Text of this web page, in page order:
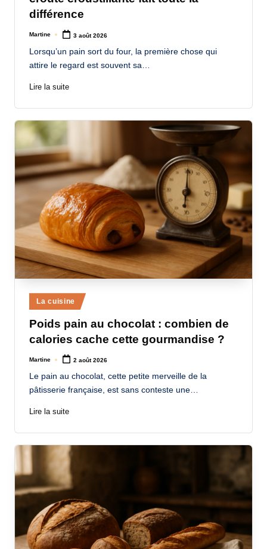
différence
Posted
Martine 3 août 2026
Lorsqu’un pain sort du four, la première chose qui
attire le regard est souvent sa…
Lire la suite
Posted
in
La cuisine
Poids pain au chocolat : combien de
calories cache cette gourmandise ?
Posted
Martine 2 août 2026
Le pain au chocolat, cette petite merveille de la
pâtisserie française, est sans conteste une…
Lire la suite